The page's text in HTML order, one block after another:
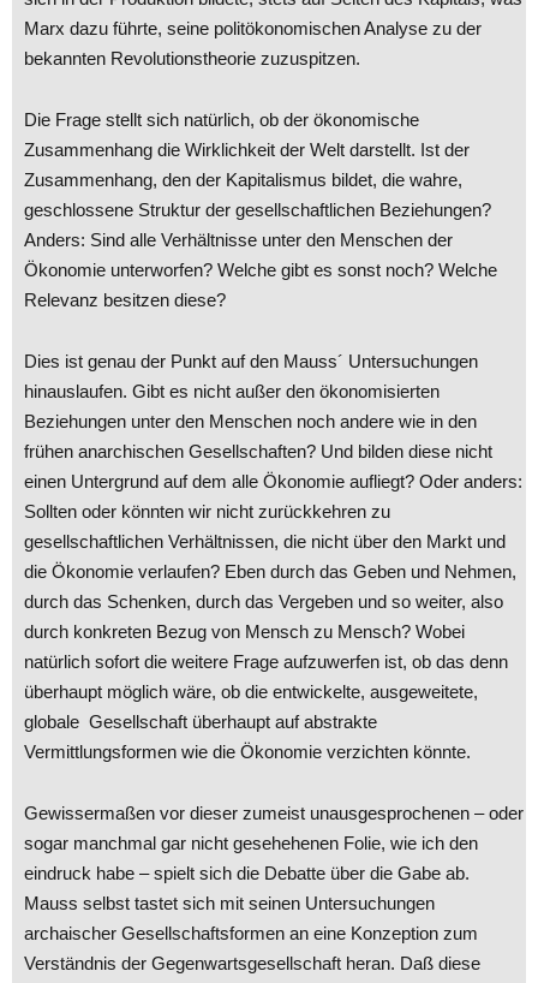
Marx dazu führte, seine politökonomischen Analyse zu der
bekannten Revolutionstheorie zuzuspitzen.
Die Frage stellt sich natürlich, ob der ökonomische
Zusammenhang die Wirklichkeit der Welt darstellt. Ist der
Zusammenhang, den der Kapitalismus bildet, die wahre,
geschlossene Struktur der gesellschaftlichen Beziehungen?
Anders: Sind alle Verhältnisse unter den Menschen der
Ökonomie unterworfen? Welche gibt es sonst noch? Welche
Relevanz besitzen diese?
Dies ist genau der Punkt auf den Mauss´ Untersuchungen
hinauslaufen. Gibt es nicht außer den ökonomisierten
Beziehungen unter den Menschen noch andere wie in den
frühen anarchischen Gesellschaften? Und bilden diese nicht
einen Untergrund auf dem alle Ökonomie aufliegt? Oder anders:
Sollten oder könnten wir nicht zurückkehren zu
gesellschaftlichen Verhältnissen, die nicht über den Markt und
die Ökonomie verlaufen? Eben durch das Geben und Nehmen,
durch das Schenken, durch das Vergeben und so weiter, also
durch konkreten Bezug von Mensch zu Mensch? Wobei
natürlich sofort die weitere Frage aufzuwerfen ist, ob das denn
überhaupt möglich wäre, ob die entwickelte, ausgeweitete,
globale Gesellschaft überhaupt auf abstrakte
Vermittlungsformen wie die Ökonomie verzichten könnte.
Gewissermaßen vor dieser zumeist unausgesprochenen – oder
sogar manchmal gar nicht gesehehenen Folie, wie ich den
eindruck habe – spielt sich die Debatte über die Gabe ab.
Mauss selbst tastet sich mit seinen Untersuchungen
archaischer Gesellschaftsformen an eine Konzeption zum
Verständnis der Gegenwartsgesellschaft heran. Daß diese